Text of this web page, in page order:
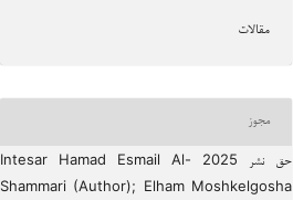
مقالات
مجوز
حق نشر 2025 Intesar Hamad Esmail Al-
Shammari (Author); Elham Moshkelgosha